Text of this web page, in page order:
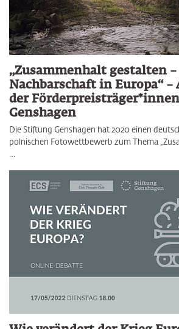
„Zusammenhalt gestalten –
Nachbarschaft in Europa“
der
Genshagen
Die Stiftung Genshagen hat 2020 einen
polnischen Fotowettbewerb zum Thema
…